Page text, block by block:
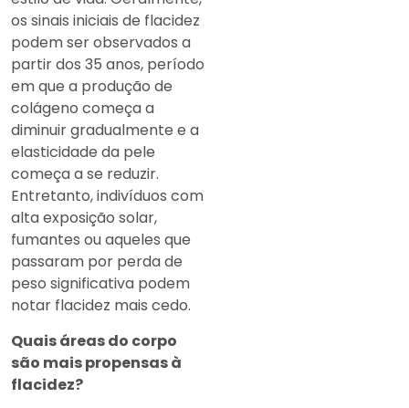
os sinais iniciais de flacidez
podem ser observados a
partir dos 35 anos, período
em que a produção de
colágeno começa a
diminuir gradualmente e a
elasticidade da pele
começa a se reduzir.
Entretanto, indivíduos com
alta exposição solar,
fumantes ou aqueles que
passaram por perda de
peso significativa podem
notar flacidez mais cedo.
Quais áreas do corpo
são mais propensas à
flacidez?